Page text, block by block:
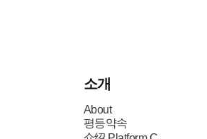
소개
About
평등약속